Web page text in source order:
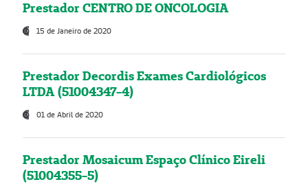
Prestador CENTRO DE ONCOLOGIA
15 de Janeiro de 2020
Prestador Decordis Exames Cardiológicos
LTDA (51004347-4)
01 de Abril de 2020
Prestador Mosaicum Espaço Clínico Eireli
(51004355-5)